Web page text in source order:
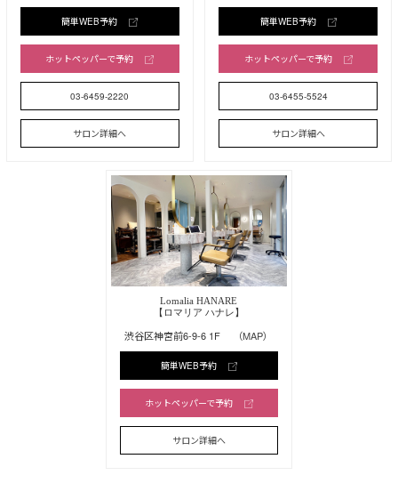
簡単WEB予約
ホットペッパーで予約
03-6459-2220
サロン詳細へ
簡単WEB予約
ホットペッパーで予約
03-6455-5524
サロン詳細へ
Lomalia HANARE
【ロマリア ハナレ】
渋谷区神宮前6-9-6 1F （MAP）
簡単WEB予約
ホットペッパーで予約
サロン詳細へ